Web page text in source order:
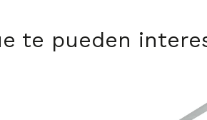
te pueden